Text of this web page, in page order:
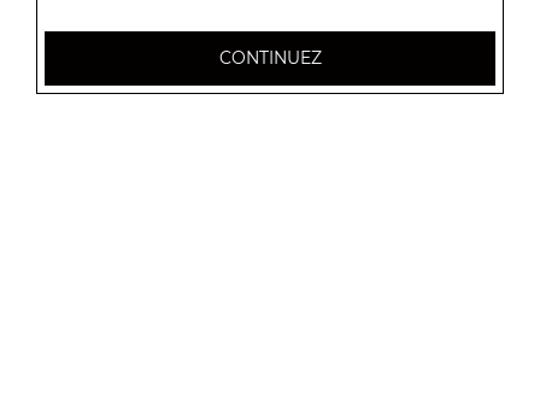
Salade, tomates, oignons, cheddar
CONTINUEZ